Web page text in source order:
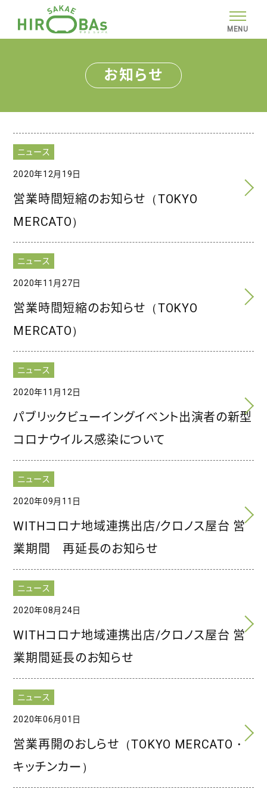
MENU
お知らせ
2020年12月19日
ニュース
営業時間短縮のお知らせ（TOKYO
MERCATO）
2020年11月27日
ニュース
営業時間短縮のお知らせ（TOKYO
MERCATO）
2020年11月12日
ニュース
パブリックビューイングイベント出演者の新型
コロナウイルス感染について
2020年09月11日
ニュース
WITHコロナ地域連携出店/クロノス屋台 営
業期間 再延長のお知らせ
2020年08月24日
ニュース
WITHコロナ地域連携出店/クロノス屋台 営
業期間延長のお知らせ
2020年06月01日
ニュース
営業再開のおしらせ（TOKYO MERCATO・
キッチンカー）